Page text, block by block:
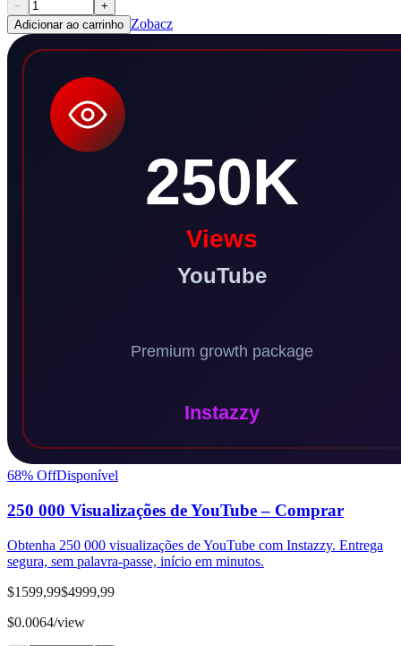
−
+
Adicionar ao carrinho Zobacz
68% OffDisponível
250 000 Visualizações de YouTube – Comprar
Obtenha 250 000 visualizações de YouTube com Instazzy. Entrega
segura, sem palavra-passe, início em minutos.
$1599,99$4999,99
$0.0064/view